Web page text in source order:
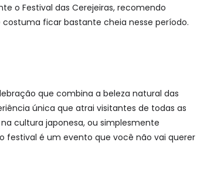
o Festival das Cerejeiras, recomendo
ficar bastante cheia nesse período.
que combina a beleza natural das
única que atrai visitantes de todas as
cultura japonesa, ou simplesmente
festival é um evento que você não vai querer